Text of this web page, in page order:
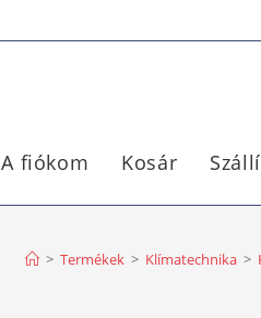
A fiókom Kosár
> Termékek > Klímatechnika >